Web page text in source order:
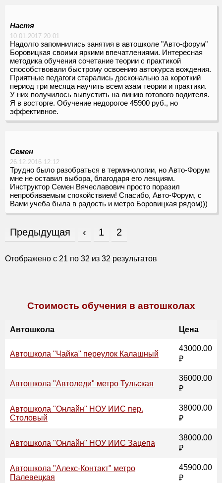
Настя
10.01.2017 20:01
Надолго запомнились занятия в автошколе "Авто-форум"
Боровицкая своими яркими впечатлениями. Интересная
методика обучения сочетание теории с практикой
способствовали быстрому освоению автокурса вождения.
Приятные педагоги старались досконально за короткий
период три месяца научить всем азам теории и практики.
У них получилось выпустить на линию готового водителя.
Я в восторге. Обучение недорогое 45900 руб., но
эффективное.
Семен
26.12.2016 12:12
Трудно было разобраться в терминологии, но Авто-Форум
мне не оставил выбора, благодаря его лекциям.
Инструктор Семен Вячеславович просто поразил
непробиваемым спокойствием! Спасибо, Авто-Форум, с
Вами учеба была в радость и метро Боровицкая рядом)))
Предыдущая ‹ 1 2
Отображено с 21 по 32 из 32 результатов
Стоимость обучения в автошколах
Автошкола Цена
Автошкола "Чайка" переулок Калашный
43000.00
₽
Автошкола "Автоледи" метро Тульская
36000.00
₽
Автошкола "Онлайн" НОУ ИИС пер.
Столовый
38000.00
₽
Автошкола "Онлайн" НОУ ИИС Зацепа
38000.00
₽
Автошкола "Алекс-Контакт" метро
Палевецкая
45900.00
₽